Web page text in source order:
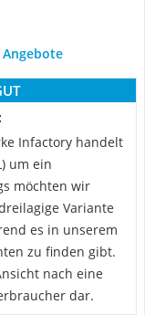
Infactory handelt
um ein
möchten wir
Variante
es in unserem
zu finden gibt.
nach eine
dar.